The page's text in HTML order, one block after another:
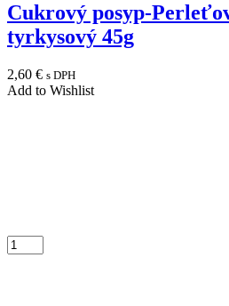
Cukrový posyp-
tyrkysový 45g
2,60 € s DPH
Add to Wishlist